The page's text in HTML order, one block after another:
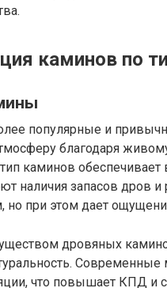
каминов по
популярные и
благодаря
каминов
наличия запасов дров
но при этом дает
дровяных
что повышает КПД